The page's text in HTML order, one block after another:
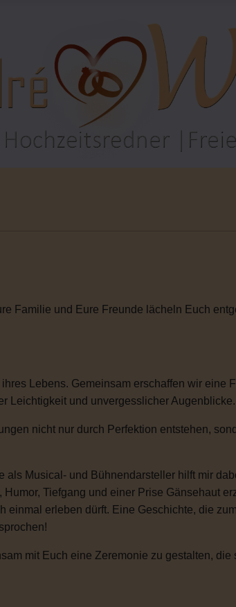
Familie und Eure Freunde lächeln Euch
Lebens. Gemeinsam erschaffen wir eine
Leichtigkeit und unvergesslicher Augenblicke.
nicht nur durch Perfektion entstehen,
Musical- und Bühnendarsteller hilft mir
Tiefgang und einer Prise Gänsehaut
einmal erleben dürft. Eine Geschichte, die
mit Euch eine Zeremonie zu gestalten,